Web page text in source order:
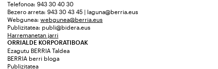
Telefonoa: 943 30 40 30
Bezero arreta: 943 30 43 45 | laguna@berria.eus
Webgunea: webgunea@berria.eus
Publizitatea: publi@bidera.eus
Harremanetan jarri
ORRIALDE KORPORATIBOAK
Ezagutu BERRIA Taldea
BERRIA berri bloga
Publizitatea